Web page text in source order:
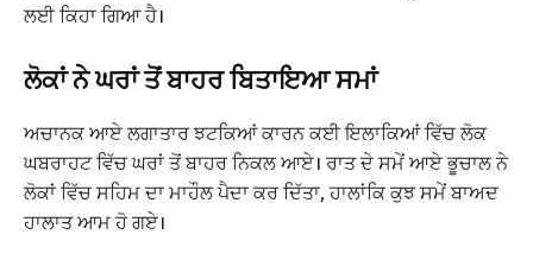
ਲਈ ਕਿਹਾ ਗਿਆ ਹੈ।
ਲੋਕਾਂ ਨੇ ਘਰਾਂ ਤੋਂ ਬਾਹਰ ਬਿਤਾਇਆ ਸਮਾਂ
ਅਚਾਨਕ ਆਏ ਲਗਾਤਾਰ ਝਟਕਿਆਂ ਕਾਰਨ ਕਈ ਇਲਾਕਿਆਂ ਵਿੱਚ ਲੋਕ
ਘਬਰਾਹਟ ਵਿੱਚ ਘਰਾਂ ਤੋਂ ਬਾਹਰ ਨਿਕਲ ਆਏ। ਰਾਤ ਦੇ ਸਮੇਂ ਆਏ ਭੂਚਾਲ ਨੇ
ਲੋਕਾਂ ਵਿੱਚ ਸਹਿਮ ਦਾ ਮਾਹੌਲ ਪੈਦਾ ਕਰ ਦਿੱਤਾ, ਹਾਲਾਂਕਿ ਕੁਝ ਸਮੇਂ ਬਾਅਦ
ਹਾਲਾਤ ਆਮ ਹੋ ਗਏ।